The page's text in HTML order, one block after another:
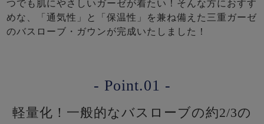
つでも肌にやさしいガーゼが着たい！そんな方におすす
めな、「通気性」と「保温性」を兼ね備えた三重ガーゼ
のバスローブ・ガウンが完成いたしました！
- Point.01 -
軽量化！一般的なバスローブの約2/3の